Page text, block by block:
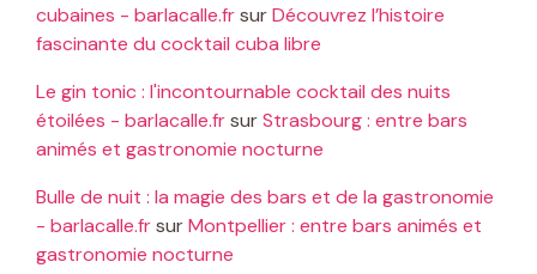
cubaines - barlacalle.frsurDécouvrez l’histoire
fascinante du cocktail cuba libre
Le gin tonic : l'incontournable cocktail des nuits
étoilées - barlacalle.frsurStrasbourg : entre bars
animés et gastronomie nocturne
Bulle de nuit : la magie des bars et de la gastronomie
- barlacalle.frsurMontpellier : entre bars animés et
gastronomie nocturne